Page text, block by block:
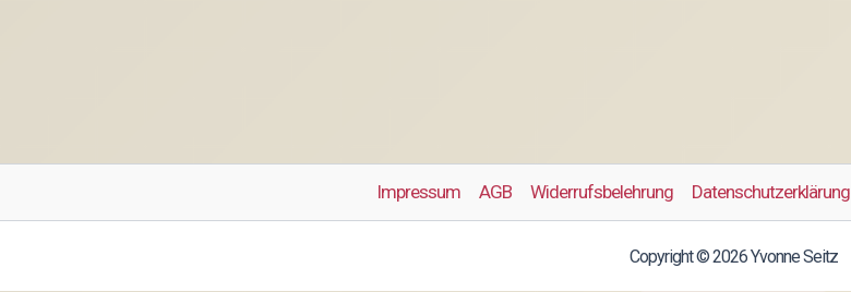
Impressum AGB Widerrufsbelehrung Datenschutzerklärung
Copyright © 2026 Yvonne Seitz